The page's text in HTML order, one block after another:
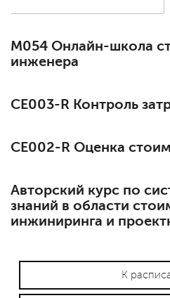
М054 Онлайн-школа
инженера
СЕ003-R Контроль
СЕ002-R Оценка
Авторский курс по
знаний в области
инжиниринга и
К